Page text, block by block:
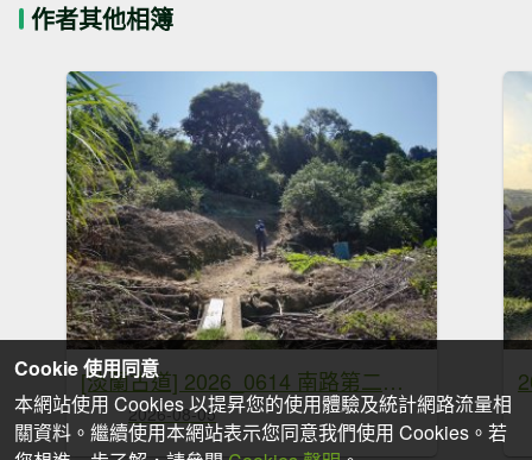
作者其他相簿
[淡蘭古道] 2026_0614 南路第二段_倒照湖山步道
2026-08-05
Cookie 使用同意
本網站使用 Cookies 以提昇您的使用體驗及統計網路流量相
關資料。繼續使用本網站表示您同意我們使用 Cookies。若